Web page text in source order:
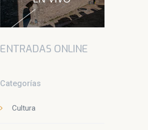
ENTRADAS ONLINE
Categorías
Cultura